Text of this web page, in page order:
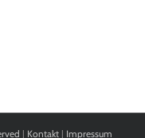
| Kontakt | Impressum